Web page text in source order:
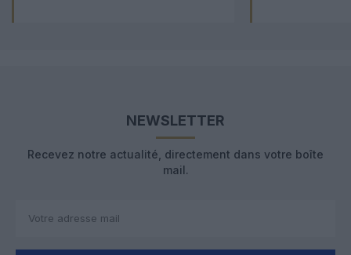
NEWSLETTER
Recevez notre actualité, directement dans votre boîte
mail.